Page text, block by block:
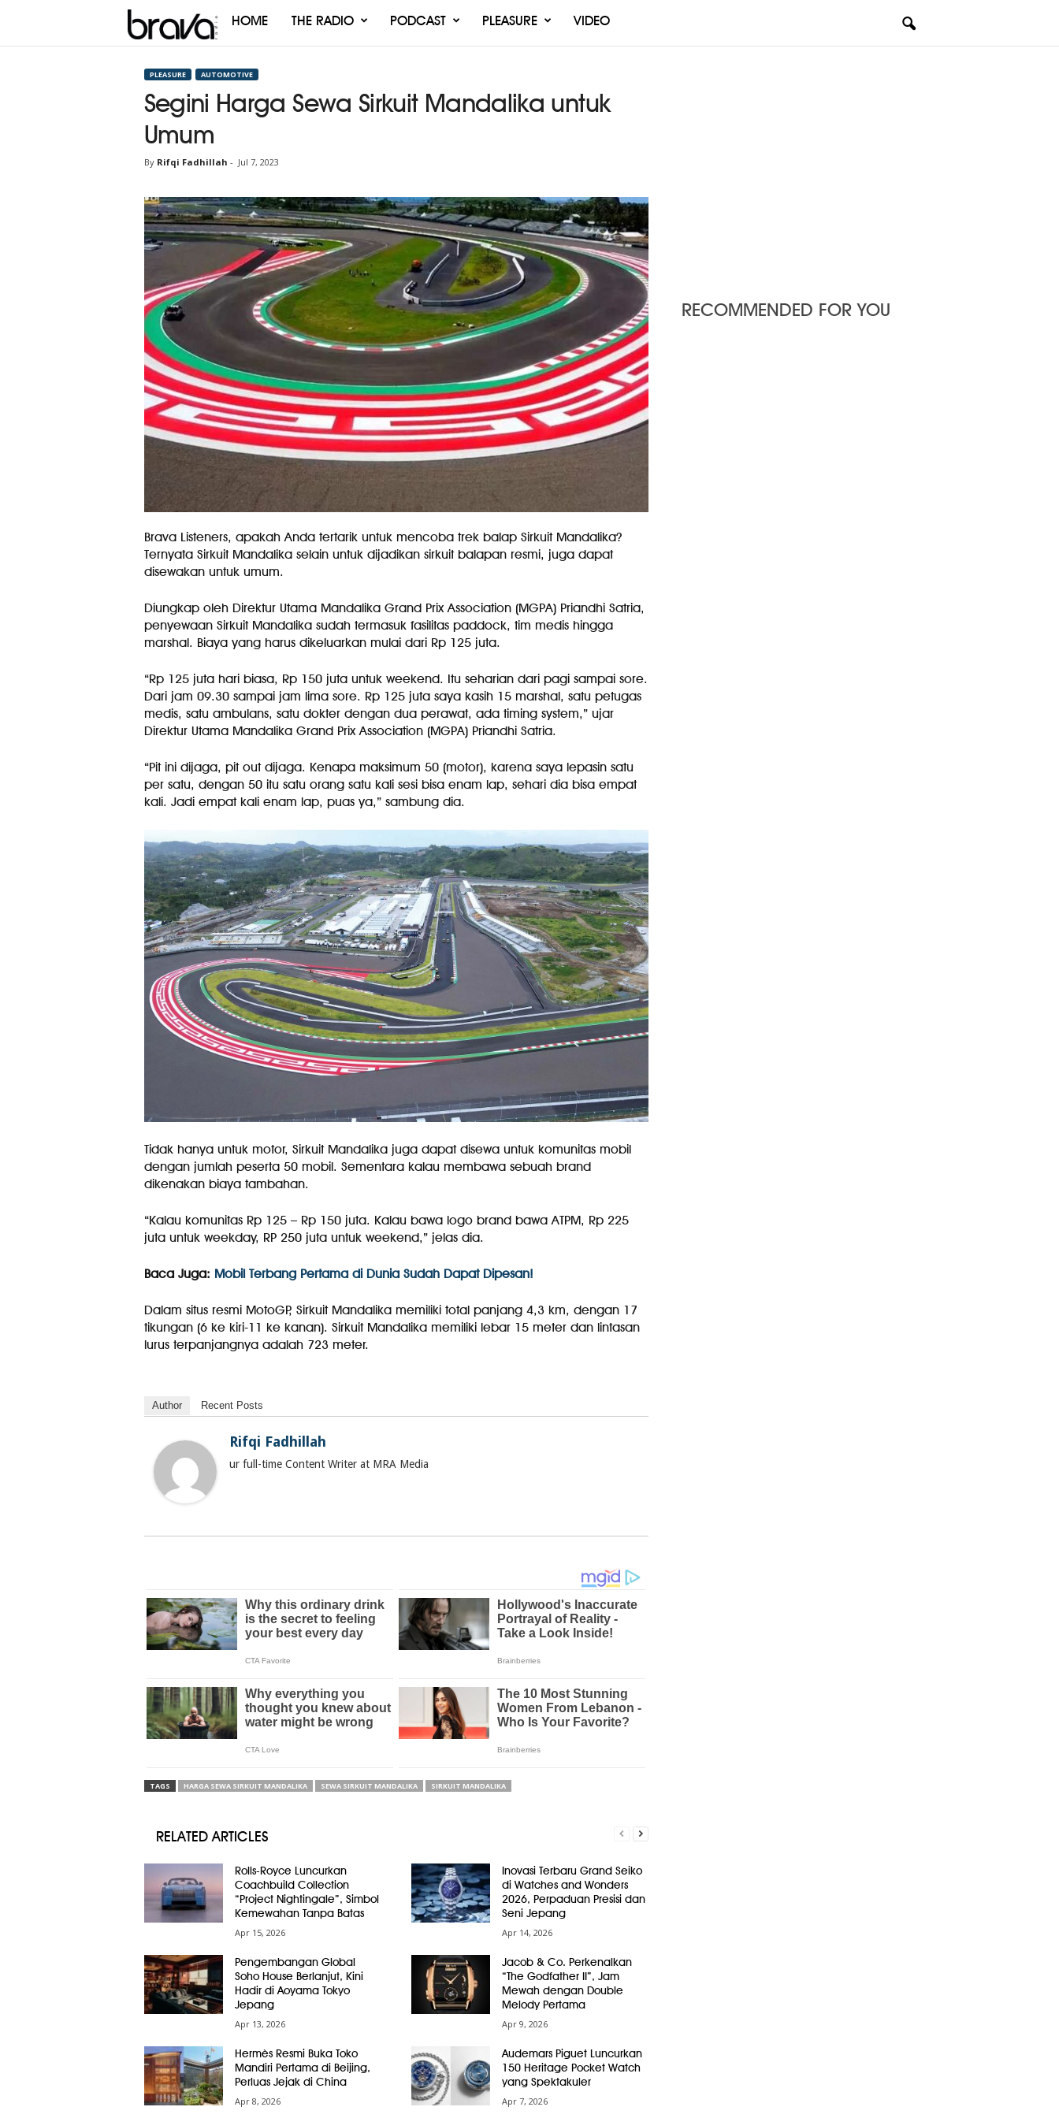
Brava
HOME THE RADIO PODCAST PLEASURE VIDEO
PLEASURE AUTOMOTIVE
Segini Harga Sewa Sirkuit Mandalika untuk
Umum
By Rifqi Fadhillah - Jul 7, 2023
Brava Listeners, apakah Anda tertarik untuk mencoba trek balap Sirkuit Mandalika?
Ternyata Sirkuit Mandalika selain untuk dijadikan sirkuit balapan resmi, juga dapat
disewakan untuk umum.
Diungkap oleh Direktur Utama Mandalika Grand Prix Association (MGPA) Priandhi Satria,
penyewaan Sirkuit Mandalika sudah termasuk fasilitas paddock, tim medis hingga
marshal. Biaya yang harus dikeluarkan mulai dari Rp 125 juta.
“Rp 125 juta hari biasa, Rp 150 juta untuk weekend. Itu seharian dari pagi sampai sore.
Dari jam 09.30 sampai jam lima sore. Rp 125 juta saya kasih 15 marshal, satu petugas
medis, satu ambulans, satu dokter dengan dua perawat, ada timing system,” ujar
Direktur Utama Mandalika Grand Prix Association (MGPA) Priandhi Satria.
“Pit ini dijaga, pit out dijaga. Kenapa maksimum 50 (motor), karena saya lepasin satu
per satu, dengan 50 itu satu orang satu kali sesi bisa enam lap, sehari dia bisa empat
kali. Jadi empat kali enam lap, puas ya,” sambung dia.
Tidak hanya untuk motor, Sirkuit Mandalika juga dapat disewa untuk komunitas mobil
dengan jumlah peserta 50 mobil. Sementara kalau membawa sebuah brand
dikenakan biaya tambahan.
“Kalau komunitas Rp 125 – Rp 150 juta. Kalau bawa logo brand bawa ATPM, Rp 225
juta untuk weekday, RP 250 juta untuk weekend,” jelas dia.
Baca Juga: Mobil Terbang Pertama di Dunia Sudah Dapat Dipesan!
Dalam situs resmi MotoGP, Sirkuit Mandalika memiliki total panjang 4,3 km, dengan 17
tikungan (6 ke kiri-11 ke kanan). Sirkuit Mandalika memiliki lebar 15 meter dan lintasan
lurus terpanjangnya adalah 723 meter.
Author Recent Posts
Rifqi Fadhillah
ur full-time Content Writer at MRA Media
TAGS HARGA SEWA SIRKUIT MANDALIKA SEWA SIRKUIT MANDALIKA SIRKUIT MANDALIKA
RELATED ARTICLES
Rolls-Royce Luncurkan
Coachbuild Collection
“Project Nightingale”, Simbol
Kemewahan Tanpa Batas
Apr 15, 2026
Inovasi Terbaru Grand Seiko
di Watches and Wonders
2026, Perpaduan Presisi dan
Seni Jepang
Apr 14, 2026
Pengembangan Global
Soho House Berlanjut, Kini
Hadir di Aoyama Tokyo
Jepang
Apr 13, 2026
Jacob & Co. Perkenalkan
“The Godfather II”, Jam
Mewah dengan Double
Melody Pertama
Apr 9, 2026
Hermès Resmi Buka Toko
Mandiri Pertama di Beijing,
Perluas Jejak di China
Apr 8, 2026
Audemars Piguet Luncurkan
150 Heritage Pocket Watch
yang Spektakuler
Apr 7, 2026
RECOMMENDED FOR YOU